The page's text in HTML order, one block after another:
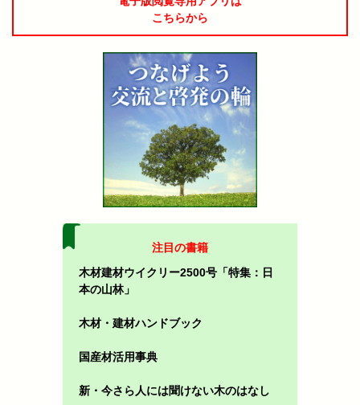
こちらから
注目の書籍
木材建材ウイクリー2500号「特集：日
本の山林」
木材・建材ハンドブック
国産材活用事典
新・今さら人には聞けない木のはなし